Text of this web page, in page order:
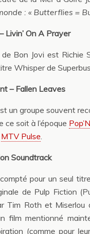
: « Butterflies =
Livin’ On A Prayer
Bon Jovi est Richie
Whisper de
– Fallen Leaves
un groupe souvent
ce soit à l’époque
MTV Pulse.
Soundtrack
pour un seul
de Pulp Fiction
Tim Roth et Miserlou
film mentionné
(comme pour